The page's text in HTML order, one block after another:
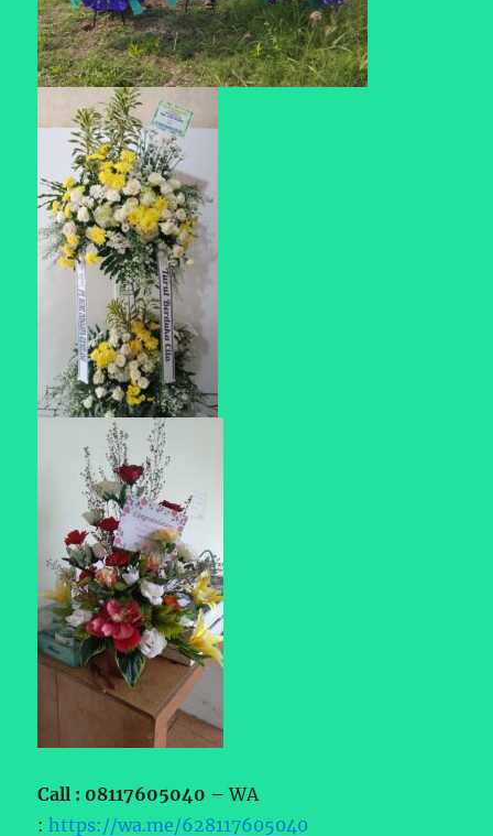
Call : 08117605040 –WA
:https://wa.me/628117605040